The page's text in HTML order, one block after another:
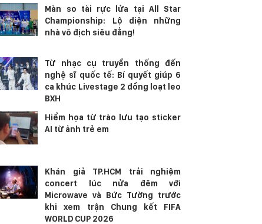
Màn so tài rực lửa tại All Star
Championship: Lộ diện những
nhà vô địch siêu đẳng!
Từ nhạc cụ truyền thống đến
nghệ sĩ quốc tế: Bí quyết giúp 6
ca khúc Livestage 2 đồng loạt leo
BXH
Hiểm họa từ trào lưu tạo sticker
AI từ ảnh trẻ em
Khán giả TP.HCM trải nghiệm
concert lúc nửa đêm với
Microwave và Bức Tường trước
khi xem trận Chung kết FIFA
WORLD CUP 2026